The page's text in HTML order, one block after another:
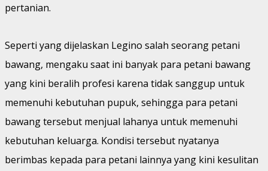
pertanian.
Seperti yang dijelaskan Legino salah seorang petani
bawang, mengaku saat ini banyak para petani bawang
yang kini beralih profesi karena tidak sanggup untuk
memenuhi kebutuhan pupuk, sehingga para petani
bawang tersebut menjual lahanya untuk memenuhi
kebutuhan keluarga. Kondisi tersebut nyatanya
berimbas kepada para petani lainnya yang kini kesulitan